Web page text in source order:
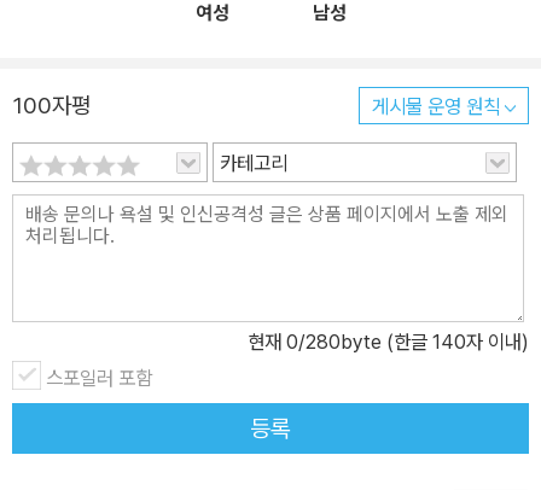
여성
남성
100자평 게시물 운영 원칙
카테고리
현재 0/280byte (한글 140자 이내)
스포일러 포함
등록